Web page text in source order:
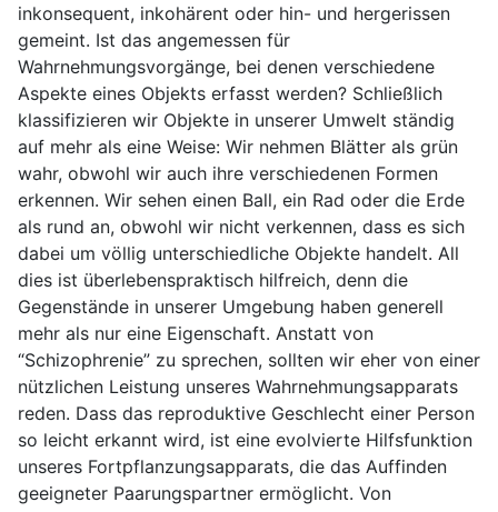
inkonsequent, inkohärent oder hin- und hergerissen
gemeint. Ist das angemessen für
Wahrnehmungsvorgänge, bei denen verschiedene
Aspekte eines Objekts erfasst werden? Schließlich
klassifizieren wir Objekte in unserer Umwelt ständig
auf mehr als eine Weise: Wir nehmen Blätter als grün
wahr, obwohl wir auch ihre verschiedenen Formen
erkennen. Wir sehen einen Ball, ein Rad oder die Erde
als rund an, obwohl wir nicht verkennen, dass es sich
dabei um völlig unterschiedliche Objekte handelt. All
dies ist überlebenspraktisch hilfreich, denn die
Gegenstände in unserer Umgebung haben generell
mehr als nur eine Eigenschaft. Anstatt von
“Schizophrenie” zu sprechen, sollten wir eher von einer
nützlichen Leistung unseres Wahrnehmungsapparats
reden. Dass das reproduktive Geschlecht einer Person
so leicht erkannt wird, ist eine evolvierte Hilfsfunktion
unseres Fortpflanzungsapparats, die das Auffinden
geeigneter Paarungspartner ermöglicht. Von